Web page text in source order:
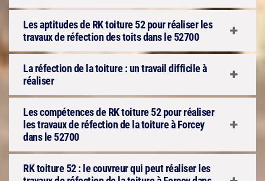
Les aptitudes de RK toiture 52 pour réaliser les
travaux de réfection des toits dans le 52700
La réfection de la toiture : un travail difficile à
réaliser
Les compétences de RK toiture 52 pour réaliser
les travaux de réfection de la toiture à Forcey
dans le 52700
RK toiture 52 : le couvreur qui peut réaliser les